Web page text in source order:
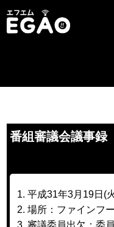
番組審議会議事録
平成31年3月19日(
場所：ファインフ
審議委員出欠：